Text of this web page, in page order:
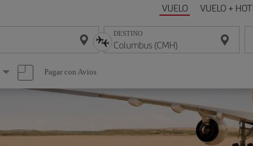
VUELO VUELO +
DESTINO
Pagar con Avios